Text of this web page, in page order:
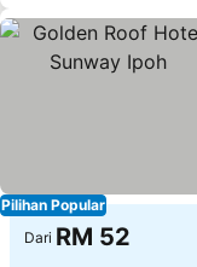
Pilihan Popular
Dari RM 52